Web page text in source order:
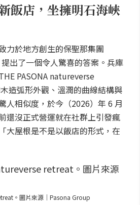
飯店，坐擁明石海峽
力於地方創生的保聖那集團
提出了一個令人驚喜的答案。兵庫
PASONA natureverse
造弧形外觀、溫潤的曲線結構與
人相似度，於今（2026）年 6 月
還沒正式營運就在社群上引發瘋
大屋根是不是以飯店的形式，在
。圖片來源｜Pasona Group